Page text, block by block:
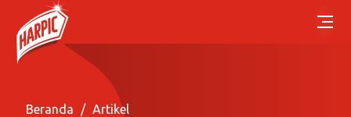
Beranda Artikel